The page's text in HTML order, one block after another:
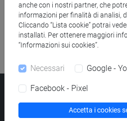
Ricerca risorse bibliografiche
Università Ca’ Foscari
Dorsoduro 3246, 30123 Venezia
PEC
protocollo@pec.unive.it
anche con i nostri partner, che
informazioni per finalità di analisi,
Cliccando “Lista cookie” potrai
installati. Per ottenere maggiori
“Informazioni sui cookies”.
Necessari Google -
Facebook - Pixel
Accetta i cookies